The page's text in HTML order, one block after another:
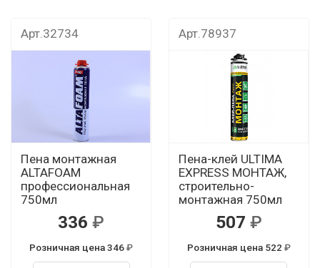
Арт.32734
Пена монтажная
ALTAFOAM
профессиональная
750мл
336
Розничная цена 346
Арт.78937
Пена-клей ULTIMA
EXPRESS МОНТАЖ,
строительно-
монтажная 750мл
507
Розничная цена 522